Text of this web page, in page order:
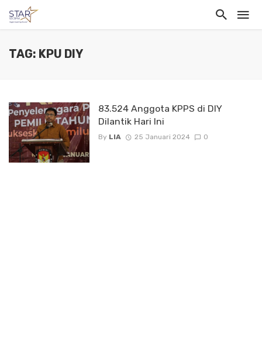
TAG: KPU DIY
83.524 Anggota KPPS di DIY
Dilantik Hari Ini
By LIA 25 Januari 2024 0